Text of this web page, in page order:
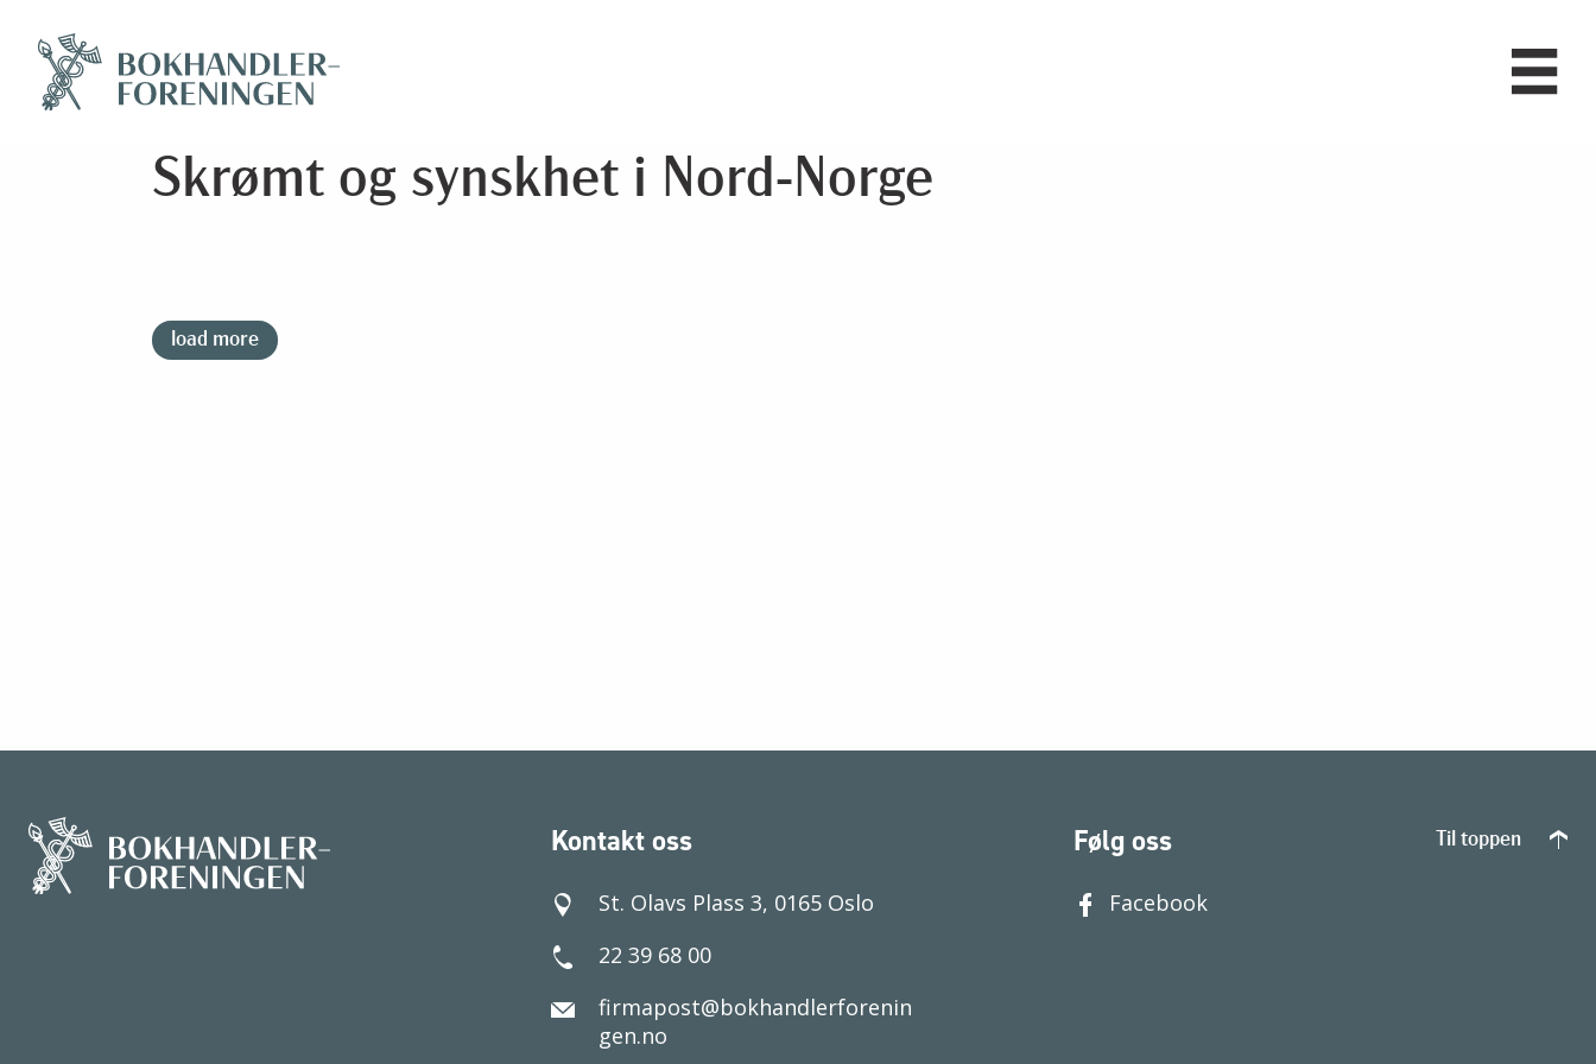
Skrømt og synskhet i Nord-Norge
load more
Kontakt oss
St. Olavs Plass 3, 0165 Oslo
22 39 68 00
firmapost@bokhandlerforenin
gen.no
Følg oss
Facebook
Til toppen